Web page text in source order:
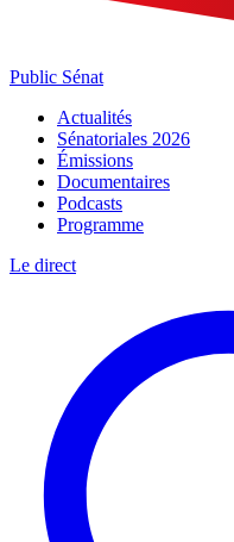
Public Sénat
Actualités
Sénatoriales 2026
Émissions
Documentaires
Podcasts
Programme
Le direct